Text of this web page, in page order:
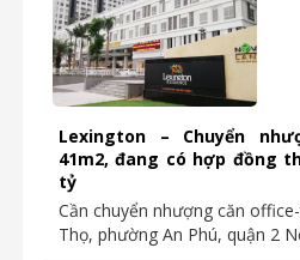
Lexington – Chuyển
41m2, đang có hợp đồng
tỷ
Cần chuyển nhượng căn
Thọ, phường An Phú, quận 2